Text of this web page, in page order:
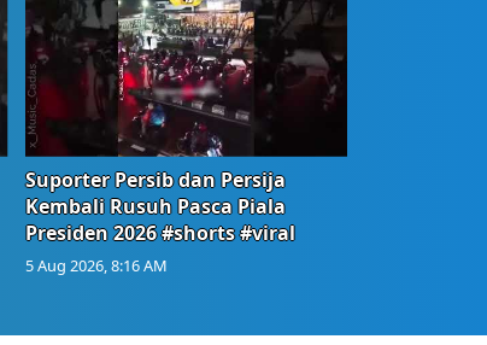
Suporter Persib dan Persija
Kembali Rusuh Pasca Piala
Presiden 2026 #shorts #viral
5 Aug 2026, 8:16 AM